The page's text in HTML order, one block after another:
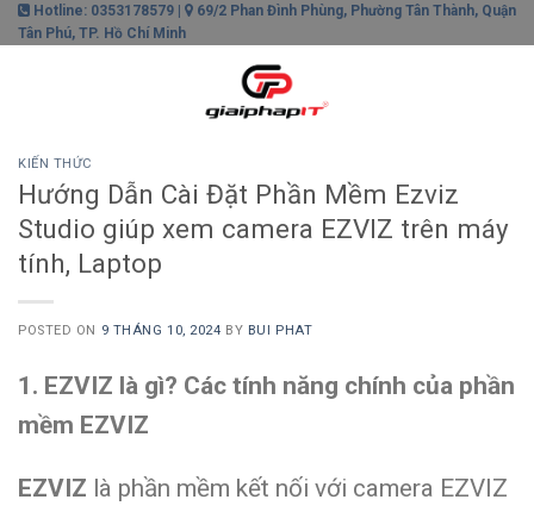
Skip
to
Hotline: 0353178579 |
69/2 Phan Đình Phùng, Phường Tân Thành, Quận
Tân Phú, TP. Hồ Chí Minh
KIẾN THỨC
Hướng Dẫn Cài Đặt Phần Mềm Ezviz
Studio giúp xem camera EZVIZ trên máy
tính, Laptop
POSTED ON 9 THÁNG 10, 2024 BY BUI PHAT
1. EZVIZ là gì? Các tính năng chính của phần
mềm EZVIZ
EZVIZ là phần mềm kết nối với camera EZVIZ